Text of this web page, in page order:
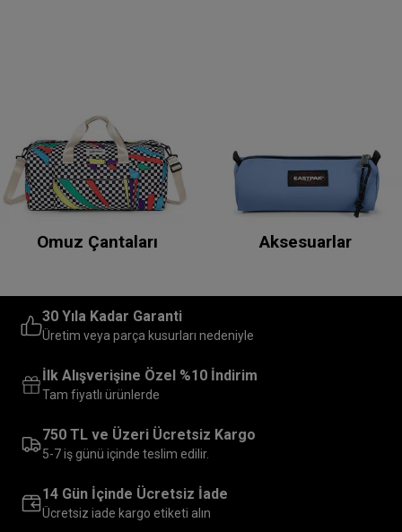
Omuz Çantaları Aksesuarlar
30 Yıla Kadar Garanti
Üretim veya parça kusurları nedeniyle
İlk Alışverişine Özel %10 İndirim
Tam fiyatlı ürünlerde
750 TL ve Üzeri Ücretsiz Kargo
5-7 iş günü içinde teslim edilir.
14 Gün İçinde Ücretsiz İade
Ücretsiz iade kargo etiketi alın